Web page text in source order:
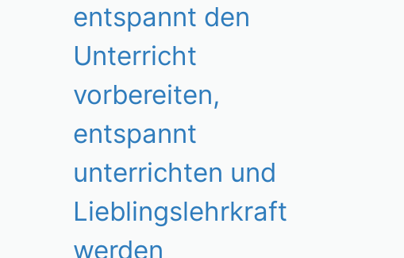
entspannt den
Unterricht
vorbereiten,
entspannt
unterrichten und
Lieblingslehrkraft
werden